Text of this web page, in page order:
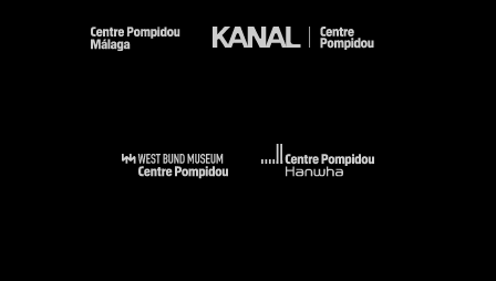
national d’art moderne, Centre Pompidou